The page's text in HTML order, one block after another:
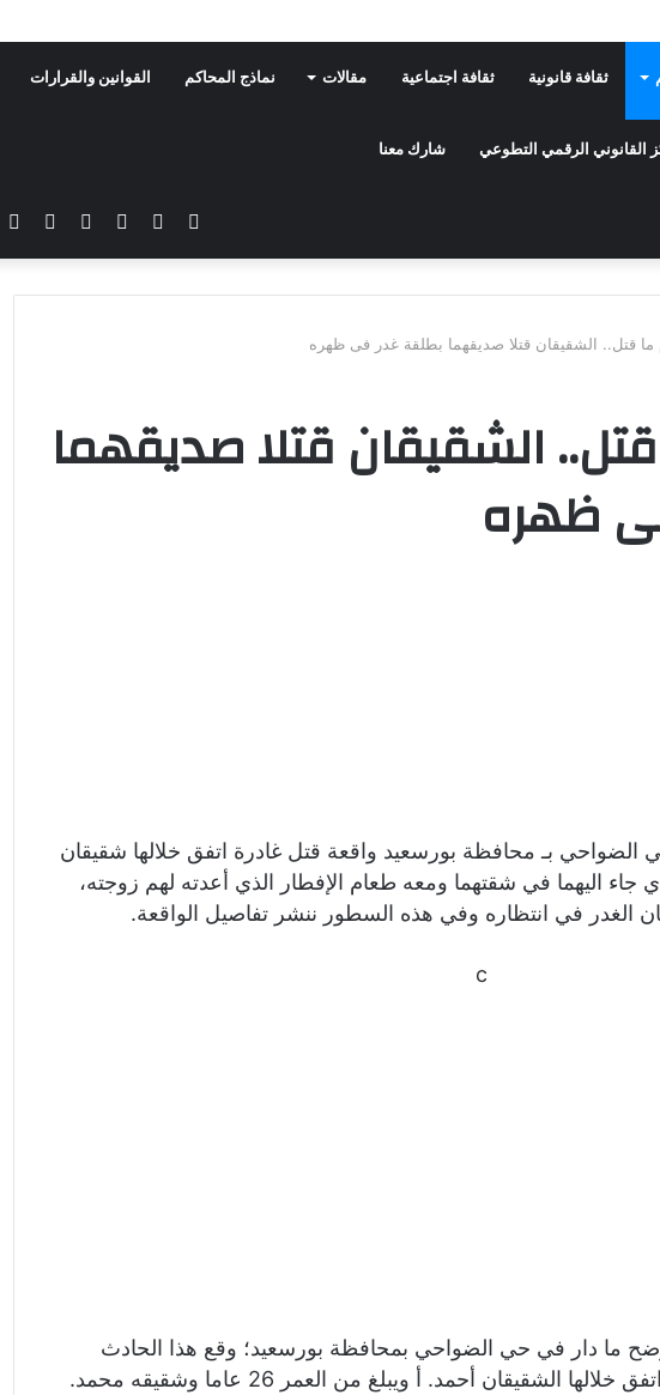
ثقافة قانونية ثقافة اجتماعية مقالات نماذج المحاكم القوانين والقرارات
القانوني الرقمي التطوعي شارك معنا
سناب
تشات
انستقرام يوتيوب تويترفيسبوك
ما قتل.. الشقيقان قتلا صديقهما بطلقة غدر فى ظهره
الشقيقان قتلا صديقهما
ظهره
بـ محافظة بورسعيد واقعة قتل غادرة اتفق خلالها شقيقان
اليهما في شقتهما ومعه طعام الإفطار الذي أعدته لهم زوجته،
الغدر في انتظاره وفي هذه السطور ننشر تفاصيل الواقعة.
c
يوضح ما دار في حي الضواحي بمحافظة بورسعيد؛ وقع هذا الحادث
داخل إحدى الشقق السكنية، اتفق خلالها الشقيقان أحمد. أ ويبلغ من العمر 26 عاما وشقيقه محمد.